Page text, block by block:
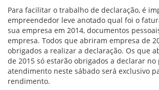
Para facilitar o trabalho de declaração, é
empreendedor leve anotado qual foi o
sua empresa em 2014, documentos
empresa. Todos que abriram empresa de
obrigados a realizar a declaração. Os que
de 2015 só estarão obrigados a declarar no
atendimento neste sábado será exclusivo
rendimento.